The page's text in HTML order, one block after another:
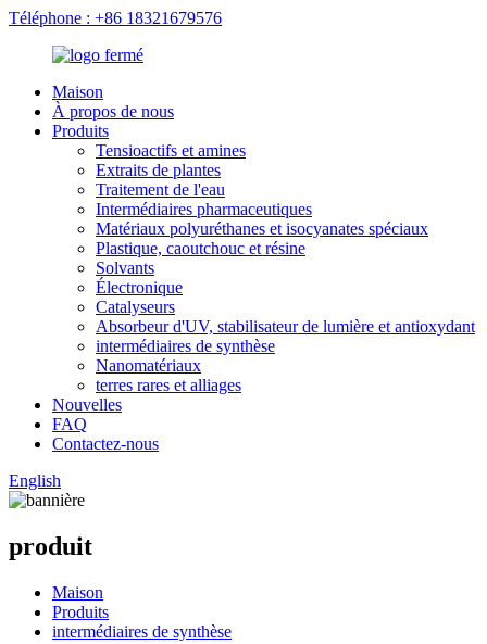
Téléphone : +86 18321679576
Maison
À propos de nous
Produits
Tensioactifs et amines
Extraits de plantes
Traitement de l'eau
Intermédiaires pharmaceutiques
Matériaux polyuréthanes et isocyanates spéciaux
Plastique, caoutchouc et résine
Solvants
Électronique
Catalyseurs
Absorbeur d'UV, stabilisateur de lumière et antioxydant
intermédiaires de synthèse
Nanomatériaux
terres rares et alliages
Nouvelles
FAQ
Contactez-nous
English
produit
Maison
Produits
intermédiaires de synthèse